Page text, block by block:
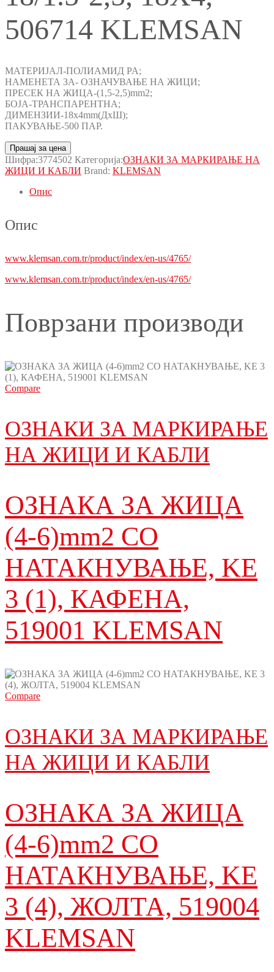
506714 KLEMSAN
МАТЕРИЈАЛ-ПОЛИАМИД PA;
НАМЕНЕТА ЗА- ОЗНАЧУВАЊЕ НА ЖИЦИ;
ПРЕСЕК НА ЖИЦА-(1,5-2,5)mm2;
БОЈА-ТРАНСПАРЕНТНА;
ДИМЕНЗИИ-18x4mm(ДxШ);
ПАКУВАЊЕ-500 ПАР.
Прашај за цена
Шифра:3774502 Категорија:ОЗНАКИ ЗА МАРКИРАЊЕ НА
ЖИЦИ И КАБЛИ Brand: KLEMSAN
Опис
Опис
www.klemsan.com.tr/product/index/en-us/4765/
www.klemsan.com.tr/product/index/en-us/4765/
Поврзани производи
Compare
ОЗНАКИ ЗА МАРКИРАЊЕ
НА ЖИЦИ И КАБЛИ
ОЗНАКА ЗА ЖИЦА
(4-6)mm2 СО
НАТАКНУВАЊЕ, KE
3 (1), КАФЕНА,
519001 KLEMSAN
Compare
ОЗНАКИ ЗА МАРКИРАЊЕ
НА ЖИЦИ И КАБЛИ
ОЗНАКА ЗА ЖИЦА
(4-6)mm2 СО
НАТАКНУВАЊЕ, KE
3 (4), ЖОЛТА, 519004
KLEMSAN